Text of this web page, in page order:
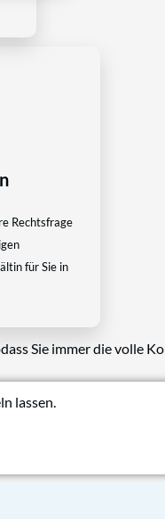
Rechtsfrage
für Sie in
Sie immer die volle
lassen.